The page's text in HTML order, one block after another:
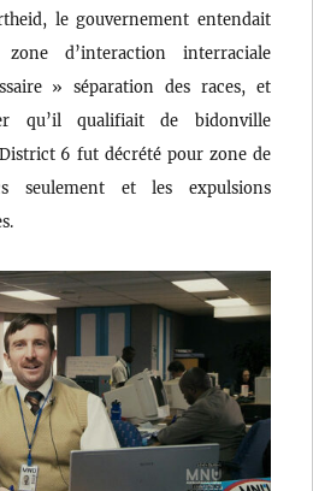
le gouvernement entendait
d’interaction interraciale
» séparation des races, et
qu’il qualifiait de bidonville
6 fut décrété pour zone de
seulement et les expulsions